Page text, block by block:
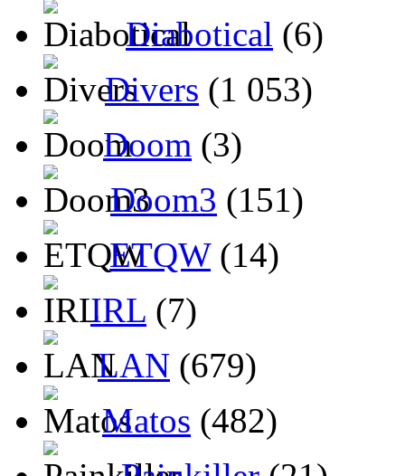
Diabotical (6)
Divers (1 053)
Doom (3)
Doom3 (151)
ETQW(14)
IRL (7)
LAN (679)
Matos (482)